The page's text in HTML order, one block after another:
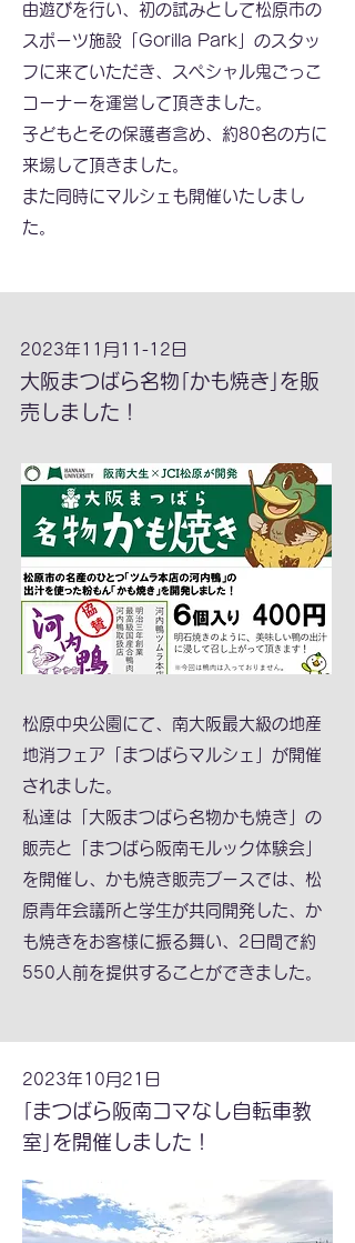
由遊びを行い、初の試みとして松原市の
スポーツ施設「Gorilla Park」のスタッ
フに来ていただき、スペシャル鬼ごっこ
コーナーを運営して頂きました。
子どもとその保護者含め、約80名の方に
来場して頂きました。
また同時にマルシェも開催いたしまし
た。
2023年11月11-12日
大阪まつばら名物｢かも焼き｣を販
売しました！
松原中央公園にて、南大阪最大級の地産
地消フェア「まつばらマルシェ」が開催
されました。
私達は「大阪まつばら名物かも焼き」の
販売と「まつばら阪南モルック体験会」
を開催し、かも焼き販売ブースでは、松
原青年会議所と学生が共同開発した、か
も焼きをお客様に振る舞い、2日間で約
550人前を提供することができました。
2023年10月21日
｢まつばら阪南コマなし自転車教
室｣を開催しました！